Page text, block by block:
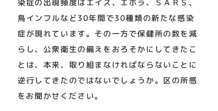
染症の出現頻度はエイズ、エボラ、ＳＡＲＳ、
鳥インフルなど30年間で30種類の新たな感染
症が現れています。その一方で保健所の数を減
らし、公衆衛生の備えをおろそかにしてきたこ
とは、本来、取り組まなければならないことに
逆行してきたのではないでしょうか。区の所感
をお聞かせください。